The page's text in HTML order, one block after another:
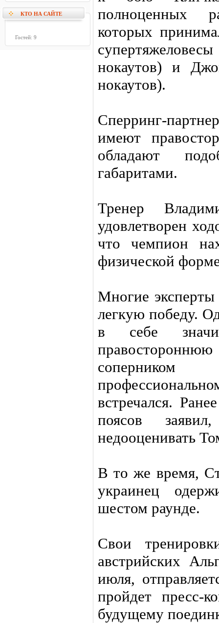
КТО НА САЙТЕ
Гостей: 9
полноценных
которых
нокаутов) и
нокаутов).
Сперринг-
имеют
обладают
габаритами.
Тренер
удовлетворен
что чемпион
физической
Многие
легкую победу.
в себе
встречался.
поясов
недооценивать
В то же время,
украинец
шестом раунде.
Свои
австрийских
июля,
пройдет пресс-
будущему